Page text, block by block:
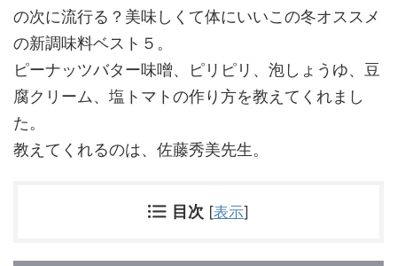
の次に流行る？美味しくて体にいいこの冬オススメ
の新調味料ベスト５。
ピーナッツバター味噌、ピリピリ、泡しょうゆ、豆
腐クリーム、塩トマトの作り方を教えてくれまし
た。
教えてくれるのは、佐藤秀美先生。
目次 [表示]